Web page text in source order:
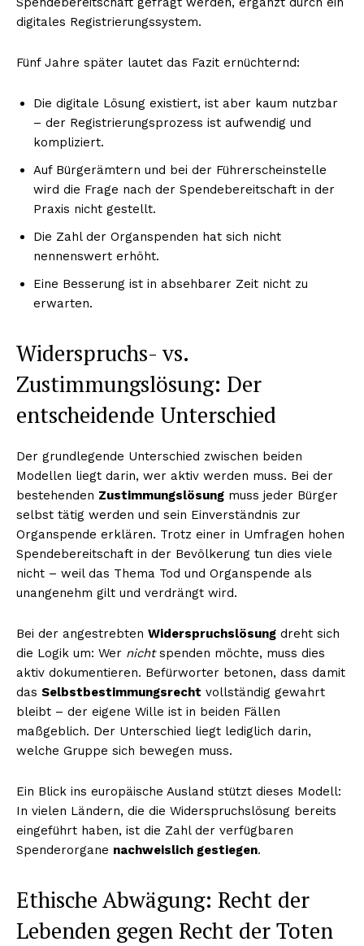
digitales Registrierungssystem.
Fünf Jahre später lautet das Fazit ernüchternd:
Die digitale Lösung existiert, ist aber kaum nutzbar
– der Registrierungsprozess ist aufwendig und
kompliziert.
Auf Bürgerämtern und bei der Führerscheinstelle
wird die Frage nach der Spendebereitschaft in der
Praxis nicht gestellt.
Die Zahl der Organspenden hat sich nicht
nennenswert erhöht.
Eine Besserung ist in absehbarer Zeit nicht zu
erwarten.
Widerspruchs- vs.
Zustimmungslösung: Der
entscheidende Unterschied
Der grundlegende Unterschied zwischen beiden
Modellen liegt darin, wer aktiv werden muss. Bei der
bestehenden Zustimmungslösung muss jeder Bürger
selbst tätig werden und sein Einverständnis zur
Organspende erklären. Trotz einer in Umfragen hohen
Spendebereitschaft in der Bevölkerung tun dies viele
nicht – weil das Thema Tod und Organspende als
unangenehm gilt und verdrängt wird.
Bei der angestrebten Widerspruchslösung dreht sich
die Logik um: Wer nichtspenden möchte, muss dies
aktiv dokumentieren. Befürworter betonen, dass damit
das Selbstbestimmungsrecht vollständig gewahrt
bleibt – der eigene Wille ist in beiden Fällen
maßgeblich. Der Unterschied liegt lediglich darin,
welche Gruppe sich bewegen muss.
Ein Blick ins europäische Ausland stützt dieses Modell:
In vielen Ländern, die die Widerspruchslösung bereits
eingeführt haben, ist die Zahl der verfügbaren
Spenderorgane nachweislich gestiegen.
Ethische Abwägung: Recht der
Lebenden gegen Recht der Toten